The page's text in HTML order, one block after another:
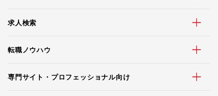
求人検索
転職ノウハウ
専門サイト・プロフェッショナル向け